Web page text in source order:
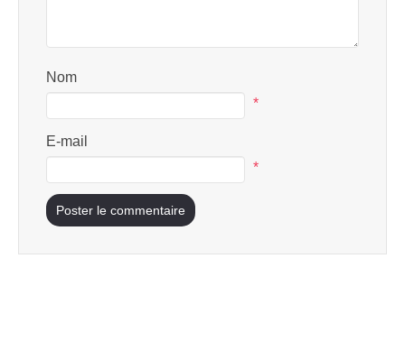
Nom
*
E-mail
*